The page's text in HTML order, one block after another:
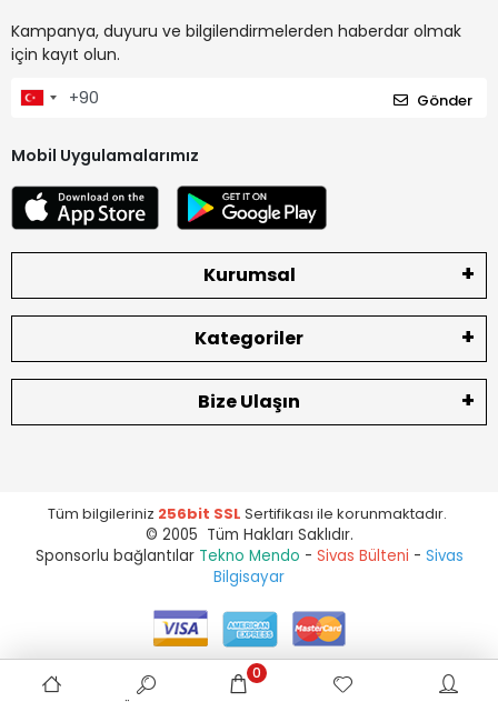
Kampanya, duyuru ve bilgilendirmelerden haberdar olmak
için kayıt olun.
Gönder
Mobil Uygulamalarımız
Kurumsal
Kategoriler
Bize Ulaşın
Tüm bilgileriniz 256bit SSL Sertifikası ile korunmaktadır.
© 2005 Tüm Hakları Saklıdır.
Sponsorlu bağlantılar Tekno Mendo - Sivas Bülteni - Sivas
Bilgisayar
0